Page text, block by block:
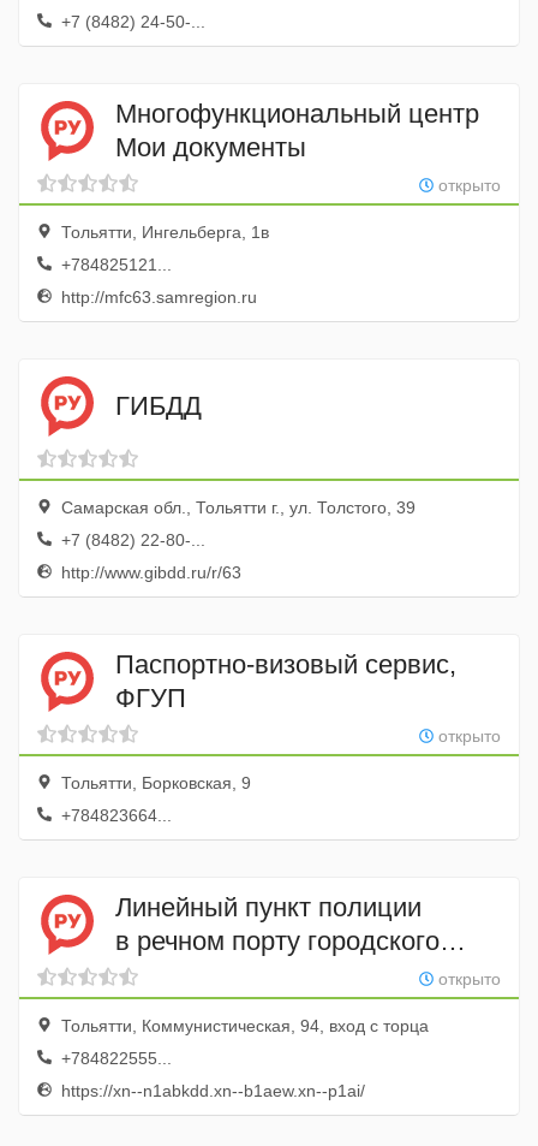
+7 (8482) 24-50-...
Многофункциональный центр
Мои документы
открыто
Тольятти, Ингельберга, 1в
+784825121...
http://mfc63.samregion.ru
ГИБДД
Самарская обл., Тольятти г., ул. Толстого, 39
+7 (8482) 22-80-...
http://www.gibdd.ru/r/63
Паспортно-визовый сервис,
ФГУП
открыто
Тольятти, Борковская, 9
+784823664...
Линейный пункт полиции
в речном порту городского
округа Тольятти
открыто
Тольятти, Коммунистическая, 94, вход с торца
+784822555...
https://xn--n1abkdd.xn--b1aew.xn--p1ai/